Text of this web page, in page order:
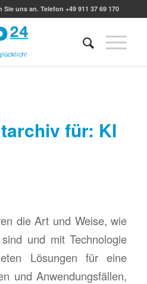
uns an. Telefon +49 911 37 69 170
für: KI
die Art und Weise, wie
und mit Technologie
Lösungen für eine
und Anwendungsfällen,